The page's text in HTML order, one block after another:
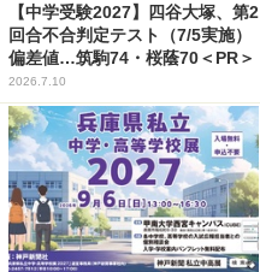
【中学受験2027】四谷大塚、第2
回合不合判定テスト（7/5実施）
偏差値…筑駒74・桜蔭70＜PR＞
2026.7.10